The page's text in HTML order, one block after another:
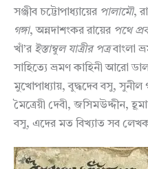
সঞ্জীব চট্টোপাধ্যায়ের পালামৌ,
গঙ্গা, অন্নদাশংকর রায়ের পথে
খাঁ’র ইস্তাম্বুল যাত্রীর পত্রবাংলা
সাহিত্যে ভ্রমণ কাহিনী আরো
মুখোপাধ্যায়, বুদ্ধদেব বসু, সুনীল
মৈত্রেয়ী দেবী, জসিমউদ্দীন,
বসু, এদের মত বিখ্যাত সব